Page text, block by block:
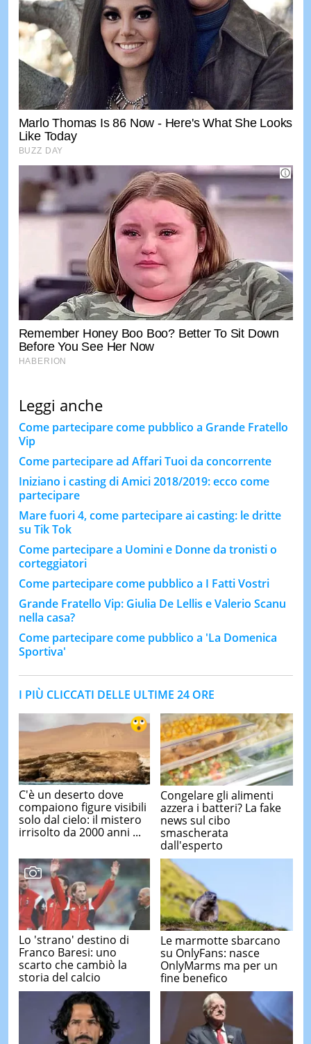
Leggi anche
Come partecipare come pubblico a Grande Fratello
Vip
Come partecipare ad Affari Tuoi da concorrente
Iniziano i casting di Amici 2018/2019: ecco come
partecipare
Mare fuori 4, come partecipare ai casting: le dritte
su Tik Tok
Come partecipare a Uomini e Donne da tronisti o
corteggiatori
Come partecipare come pubblico a I Fatti Vostri
Grande Fratello Vip: Giulia De Lellis e Valerio Scanu
nella casa?
Come partecipare come pubblico a 'La Domenica
Sportiva'
I PIÙ CLICCATI DELLE ULTIME 24 ORE
C'è un deserto dove
compaiono figure visibili
solo dal cielo: il mistero
irrisolto da 2000 anni ...
Congelare gli alimenti
azzera i batteri? La fake
news sul cibo
smascherata
dall'esperto
Lo 'strano' destino di
Franco Baresi: uno
scarto che cambiò la
storia del calcio
Le marmotte sbarcano
su OnlyFans: nasce
OnlyMarms ma per un
fine benefico